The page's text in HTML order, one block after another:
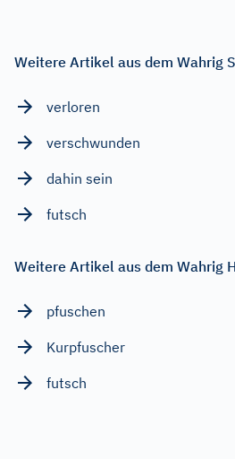
Weitere Artikel aus dem Wahrig
verloren
verschwunden
dahin sein
futsch
Weitere Artikel aus dem Wahrig
pfuschen
Kurpfuscher
futsch